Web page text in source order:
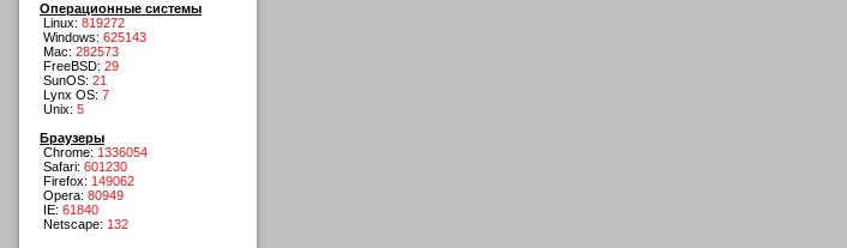
Операционные системы
Linux: 819272
Windows: 625143
Mac: 282573
FreeBSD: 29
SunOS: 21
Lynx OS: 7
Unix: 5
Браузеры
Chrome: 1336054
Safari: 601230
Firefox: 149062
Opera: 80949
IE: 61840
Netscape: 132